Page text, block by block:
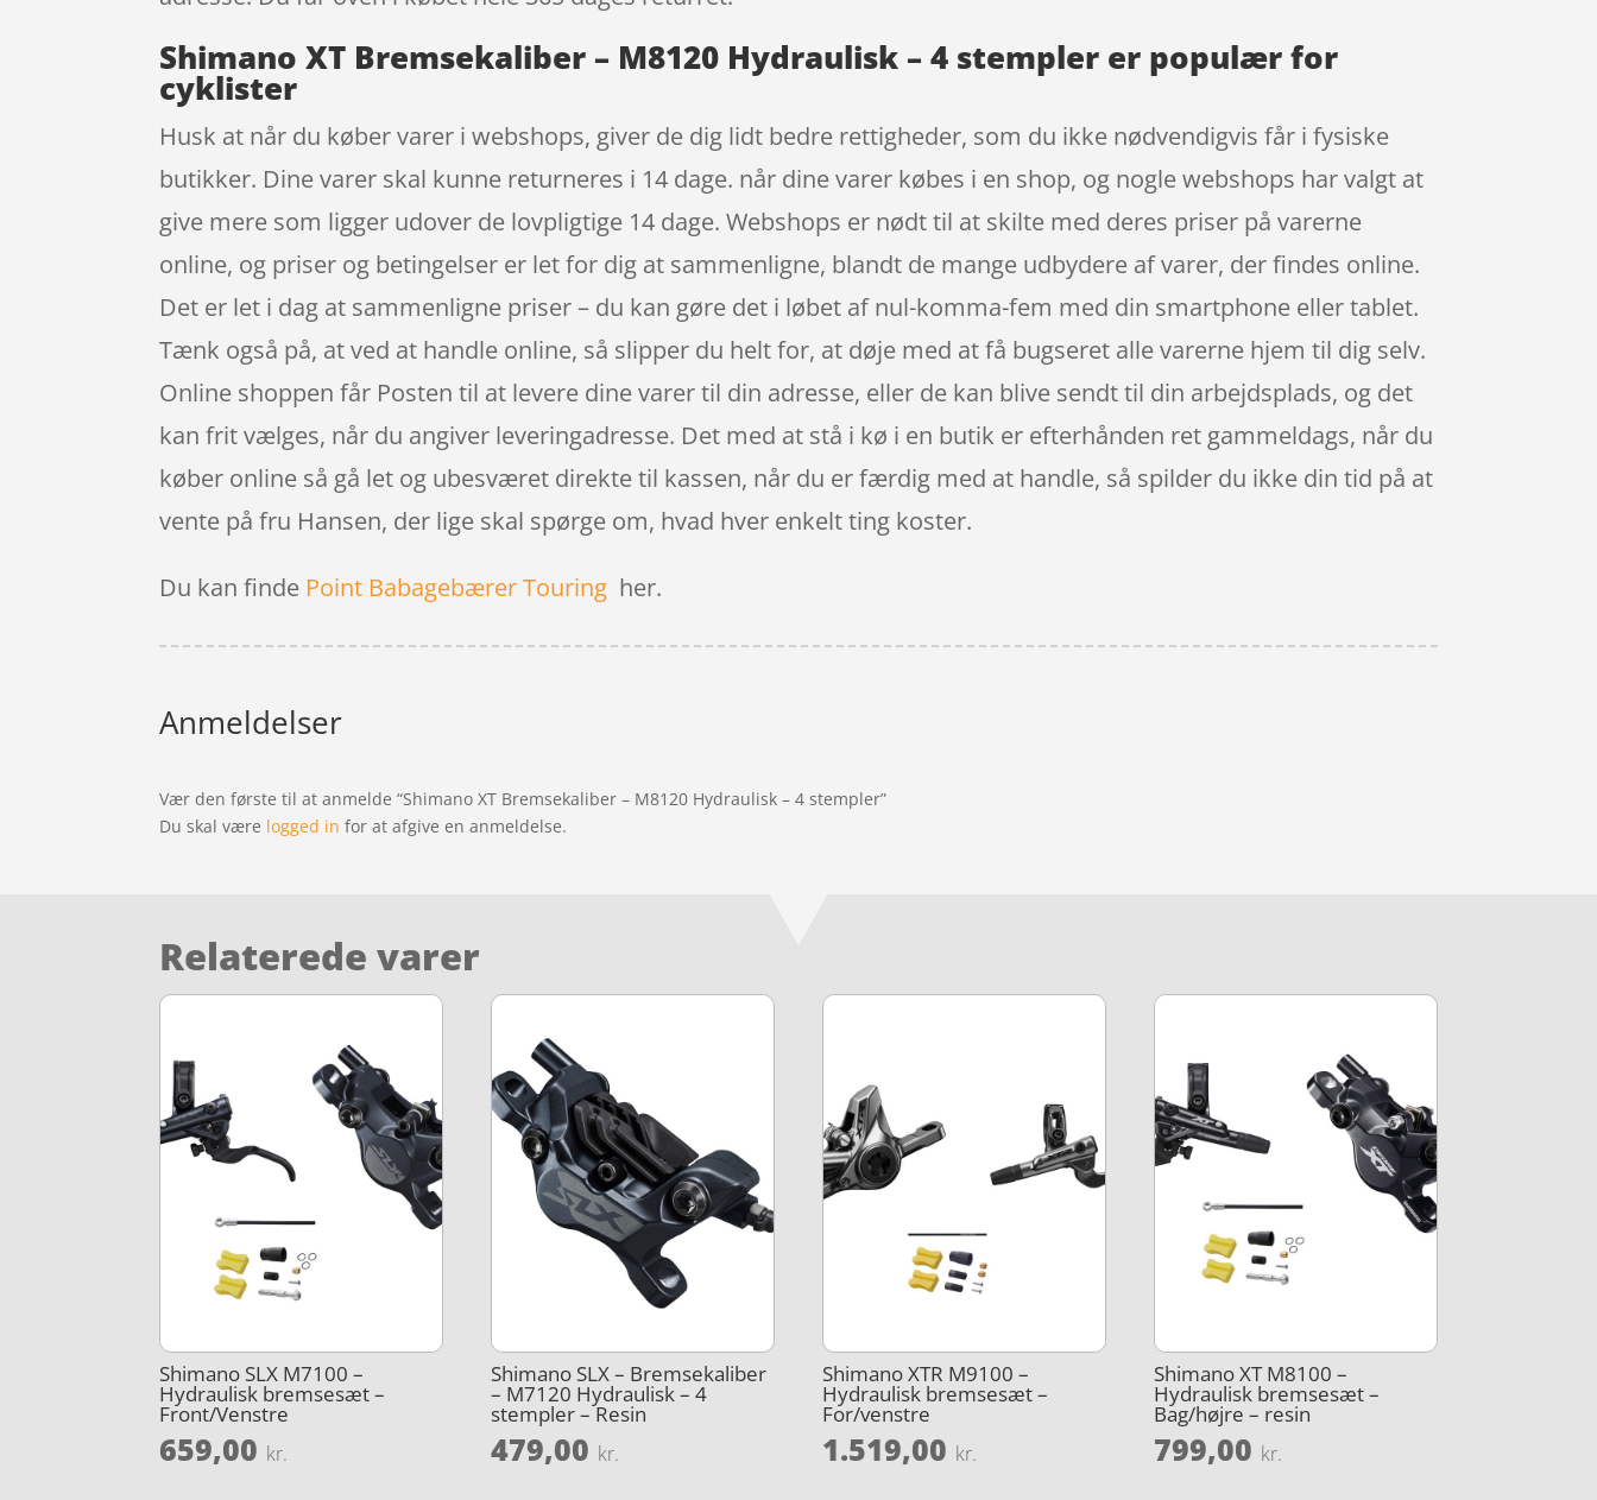
Shimano XT Bremsekaliber – M8120 Hydraulisk – 4 stempler er populær for
cyklister
Husk at når du køber varer i webshops, giver de dig lidt bedre rettigheder, som du ikke nødvendigvis får i fysiske
butikker. Dine varer skal kunne returneres i 14 dage. når dine varer købes i en shop, og nogle webshops har valgt at
give mere som ligger udover de lovpligtige 14 dage. Webshops er nødt til at skilte med deres priser på varerne
online, og priser og betingelser er let for dig at sammenligne, blandt de mange udbydere af varer, der findes online.
Det er let i dag at sammenligne priser – du kan gøre det i løbet af nul-komma-fem med din smartphone eller tablet.
Tænk også på, at ved at handle online, så slipper du helt for, at døje med at få bugseret alle varerne hjem til dig selv.
Online shoppen får Posten til at levere dine varer til din adresse, eller de kan blive sendt til din arbejdsplads, og det
kan frit vælges, når du angiver leveringadresse. Det med at stå i kø i en butik er efterhånden ret gammeldags, når du
køber online så gå let og ubesværet direkte til kassen, når du er færdig med at handle, så spilder du ikke din tid på at
vente på fru Hansen, der lige skal spørge om, hvad hver enkelt ting koster.
Du kan finde Point Babagebærer Touring her.
Anmeldelser
Vær den første til at anmelde “Shimano XT Bremsekaliber – M8120 Hydraulisk – 4 stempler”
Du skal være logged in for at afgive en anmeldelse.
Relaterede varer
Shimano SLX M7100 –
Hydraulisk bremsesæt –
Front/Venstre
659,00 kr.
Shimano SLX – Bremsekaliber
– M7120 Hydraulisk – 4
stempler – Resin
479,00 kr.
Shimano XTR M9100 –
Hydraulisk bremsesæt –
For/venstre
1.519,00 kr.
Shimano XT M8100 –
Hydraulisk bremsesæt –
Bag/højre – resin
799,00 kr.